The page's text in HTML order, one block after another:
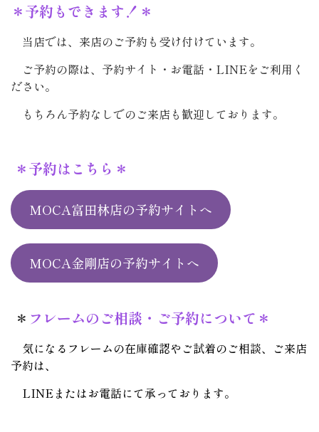
＊予約もできます！＊
当店では、来店のご予約も受け付けています。
ご予約の際は、予約サイト・お電話・LINEをご利用く
ださい。
もちろん予約なしでのご来店も歓迎しております。
＊予約はこちら＊
MOCA富田林店の予約サイトへ
MOCA金剛店の予約サイトへ
＊ フレームのご相談・ご予約について＊
気になるフレームの在庫確認やご試着のご相談、ご来店
予約は、
LINEまたはお電話にて承っております。